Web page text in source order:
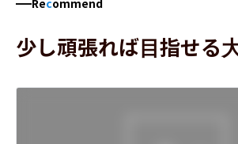
Recommend
少し頑張れば目指せる